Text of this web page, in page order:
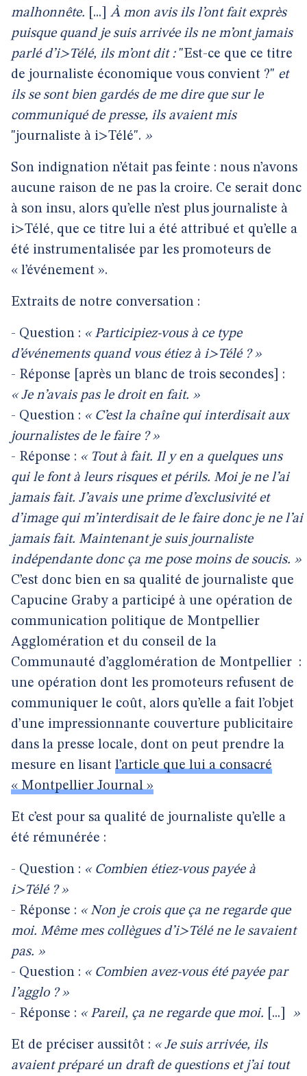
malhonnête.
[...] À mon avis ils l’ont fait exprès
puisque quand je suis arrivée ils ne m’ont jamais
parlé d’i>Télé, ils m’ont dit : "Est-ce que ce titre
de journaliste économique vous convient ?" et
ils se sont bien gardés de me dire que sur le
communiqué de presse, ils avaient mis
"journaliste à i>Télé". »
Son indignation n’était pas feinte : nous n’avons
aucune raison de ne pas la croire. Ce serait donc
à son insu, alors qu’elle n’est plus journaliste à
i>Télé, que ce titre lui a été attribué et qu’elle a
été instrumentalisée par les promoteurs de
« l’événement ».
Extraits de notre conversation :
- Question : « Participiez-vous à ce type
d’événements quand vous étiez à i>Télé ? »
- Réponse [après un blanc de trois secondes] :
« Je n’avais pas le droit en fait. »
- Question : « C’est la chaîne qui interdisait aux
journalistes de le faire ? »
- Réponse : « Tout à fait. Il y en a quelques uns
qui le font à leurs risques et périls. Moi je ne l’ai
jamais fait. J’avais une prime d’exclusivité et
d’image qui m’interdisait de le faire donc je ne l’ai
jamais fait. Maintenant je suis journaliste
indépendante donc ça me pose moins de soucis. »
C’est donc bien en sa qualité de journaliste que
Capucine Graby a participé à une opération de
communication politique de Montpellier
Agglomération et du conseil de la
Communauté d’agglomération de Montpellier :
une opération dont les promoteurs refusent de
communiquer le coût, alors qu’elle a fait l’objet
d’une impressionnante couverture publicitaire
dans la presse locale, dont on peut prendre la
mesure en lisant l’article que lui a consacré
« Montpellier Journal »
Et c’est pour sa qualité de journaliste qu’elle a
été rémunérée :
- Question : « Combien étiez-vous payée à
i>Télé ? »
- Réponse : « Non je crois que ça ne regarde que
moi. Même mes collègues d’i>Télé ne le savaient
pas. »
- Question : « Combien avez-vous été payée par
l’agglo ? »
- Réponse : « Pareil, ça ne regarde que moi. [...] »
Et de préciser aussitôt : « Je suis arrivée, ils
avaient préparé un draft de questions et j’ai tout